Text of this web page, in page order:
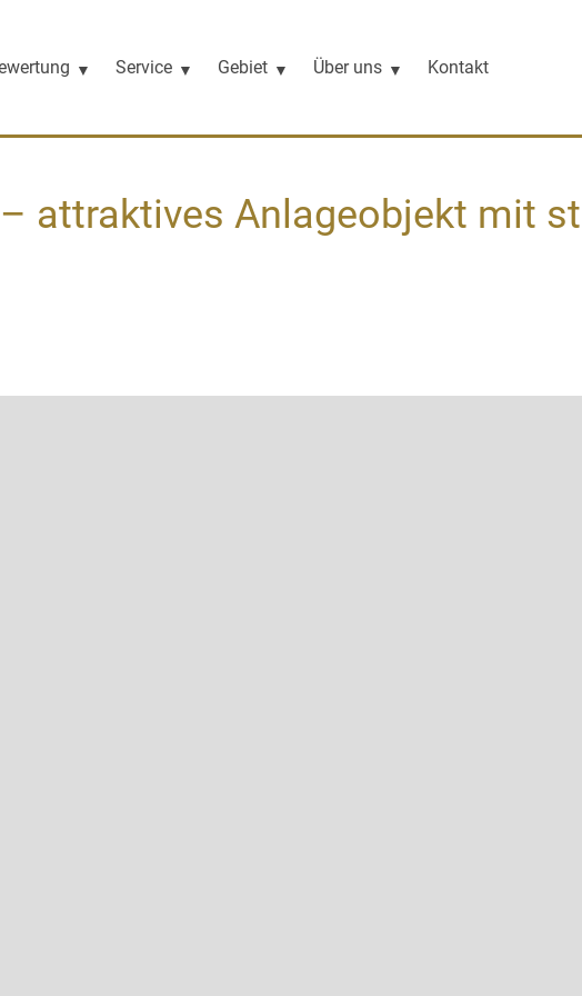
Service Gebiet Über uns Kontakt
attraktives Anlageobjekt mit